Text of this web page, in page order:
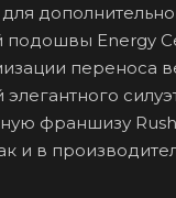
подошвы Energy
переноса
франшизу
и в